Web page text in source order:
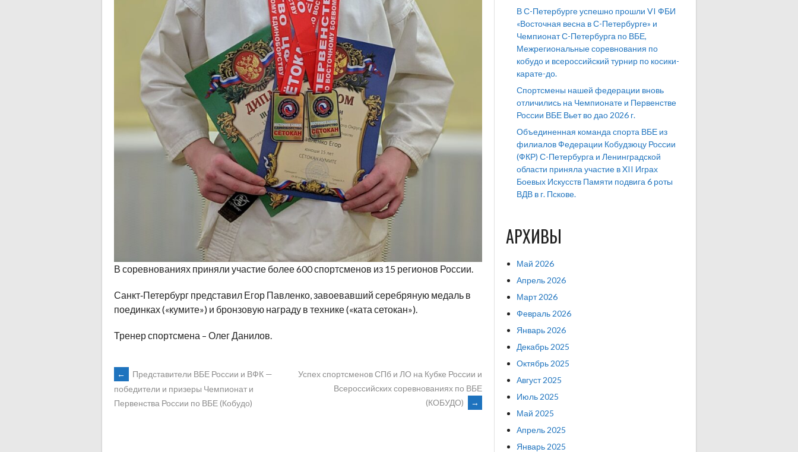
В соревнованиях приняли участие более 600 спортсменов из 15 регионов России.
Санкт‑Петербург представил Егор Павленко, завоевавший серебряную медаль в
поединках («кумите») и бронзовую награду в технике («ката сетокан»).
Тренер спортсмена – Олег Данилов.
POST
NAVIGATION
←
Представители ВБЕ России и ВФК —
победители и призеры Чемпионат и
Первенства России по ВБЕ (Кобудо)
Успех спортсменов СПб и ЛО на Кубке России и
Всероссийских соревнованиях по ВБЕ
(КОБУДО)
→
В С-Петербурге успешно прошли VI ФБИ
«Восточная весна в С-Петербурге» и
Чемпионат С-Петербурга по ВБЕ,
Межрегиональные соревнования по
кобудо и всероссийский турнир по косики-
карате-до.
Спортсмены нашей федерации вновь
отличились на Чемпионате и Первенстве
России ВБЕ Вьет во дао 2026 г.
Объединенная команда спорта ВБЕ из
филиалов Федерации Кобудзюцу России
(ФКР) С-Петербурга и Ленинградской
области приняла участие в XII Играх
Боевых Искусств Памяти подвига 6 роты
ВДВ в г. Пскове.
АРХИВЫ
Май 2026
Апрель 2026
Март 2026
Февраль 2026
Январь 2026
Декабрь 2025
Октябрь 2025
Август 2025
Июль 2025
Май 2025
Апрель 2025
Январь 2025